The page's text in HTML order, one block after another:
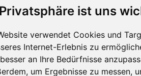
ist uns
verwendet Cookies und
Internet-Erlebnis zu
an Ihre Bedürfnisse
um Ergebnisse zu messen,
von 90
Wir
Für jede